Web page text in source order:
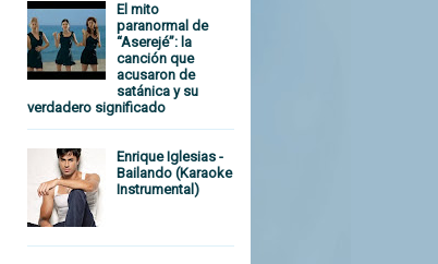
El mito
paranormal de
“Aserejé”: la
canción que
acusaron de
satánica y su
verdadero significado
Enrique Iglesias -
Bailando (Karaoke
Instrumental)